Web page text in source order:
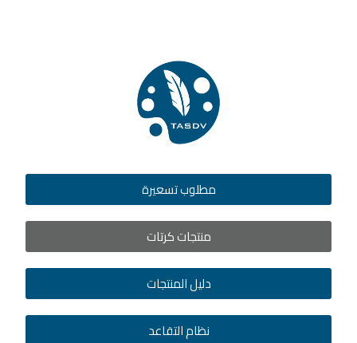
مطلوب تسعيرة
منتجات كرتات
دليل المنتجات
نظام التقاعد